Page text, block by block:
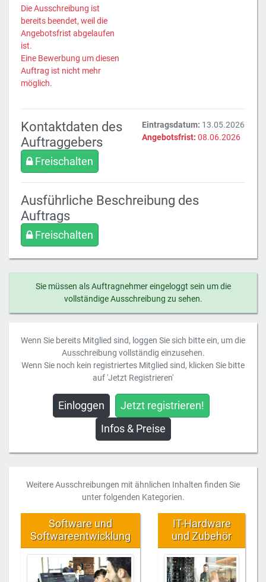
Die Ausschreibung ist
bereits beendet, weil die
Angebotsfrist abgelaufen
ist.
Eine Bewerbung um diesen
Auftrag ist nicht mehr
möglich.
Kontaktdaten des
Auftraggebers
Freischalten
Eintragsdatum: 13.05.2026
Angebotsfrist: 08.06.2026
Ausführliche Beschreibung des
Auftrags
Freischalten
Sie müssen als Auftragnehmer eingeloggt sein um die
vollständige Ausschreibung zu sehen.
Wenn Sie bereits Mitglied sind, loggen Sie sich bitte ein, um die
Ausschreibung vollständig einzusehen.
Wenn Sie noch kein registriertes Mitglied sind, klicken Sie bitte
auf 'Jetzt Registrieren'
Einloggen
Jetzt registrieren!
Infos & Preise
Weitere Ausschreibungen mit ähnlichen Inhalten finden Sie
unter folgenden Kategorien.
Software und
Softwareentwicklung
IT-Hardware
und Zubehör